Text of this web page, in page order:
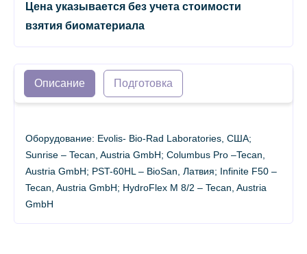
Цена указывается без учета стоимости
взятия биоматериала
Описание Подготовка
Оборудование: Evolis- Bio-Rad Laboratories, США;
Sunrise – Tecan, Austria GmbH; Columbus Pro –Tecan,
Austria GmbH; PST-60HL – BioSan, Латвия; Infinite F50 –
Tecan, Austria GmbH; HydroFlex М 8/2 – Tecan, Austria
GmbH